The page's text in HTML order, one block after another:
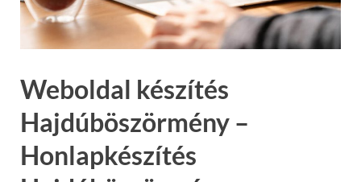
Weboldal készítés
Hajdúböszörmény –
Honlapkészítés